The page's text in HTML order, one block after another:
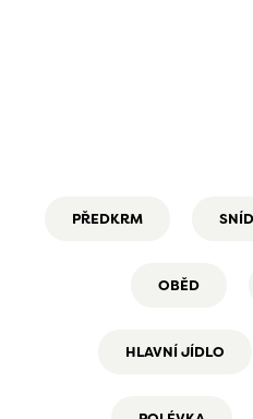
PŘEDKRM
OBĚD
HLAVNÍ JÍDLO